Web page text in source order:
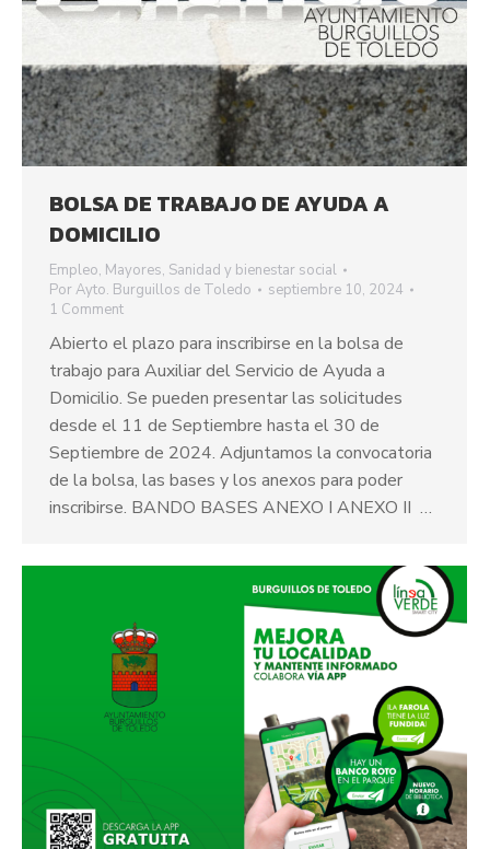
BOLSA DE TRABAJO DE AYUDA A
DOMICILIO
Empleo, Mayores, Sanidad y bienestar social
PorAyto. Burguillos de Toledo
septiembre 10, 2024
1 Comment
Abierto el plazo para inscribirse en la bolsa de
trabajo para Auxiliar del Servicio de Ayuda a
Domicilio. Se pueden presentar las solicitudes
desde el 11 de Septiembre hasta el 30 de
Septiembre de 2024. Adjuntamos la convocatoria
de la bolsa, las bases y los anexos para poder
inscribirse. BANDO BASES ANEXO I ANEXO II …